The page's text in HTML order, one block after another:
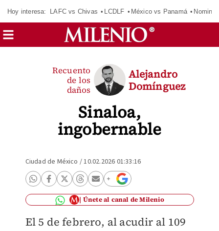
Hoy interesa: LAFC vs Chivas LCDLF México vs Panamá
Sinaloa,
ingobernable
Recuento
de los
daños
Alejandro
Domínguez
Ciudad de México /10.02.2026 01:33:16
Únete al canal de Milenio
El 5 de febrero, al acudir al 109